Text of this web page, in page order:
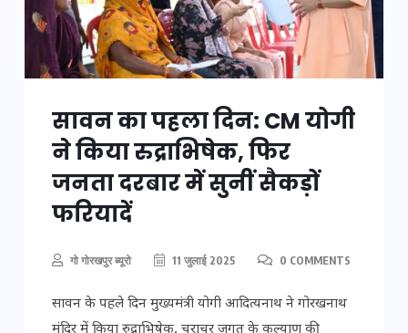
सावन का पहला दिन: CM योगी
ने किया रुद्राभिषेक, फिर
जनता दरबार में सुनीं सैकड़ों
फरियादें
गो गोरखपुर ब्यूरो 11 जुलाई 2025 0 COMMENTS
सावन के पहले दिन मुख्यमंत्री योगी आदित्यनाथ ने गोरखनाथ